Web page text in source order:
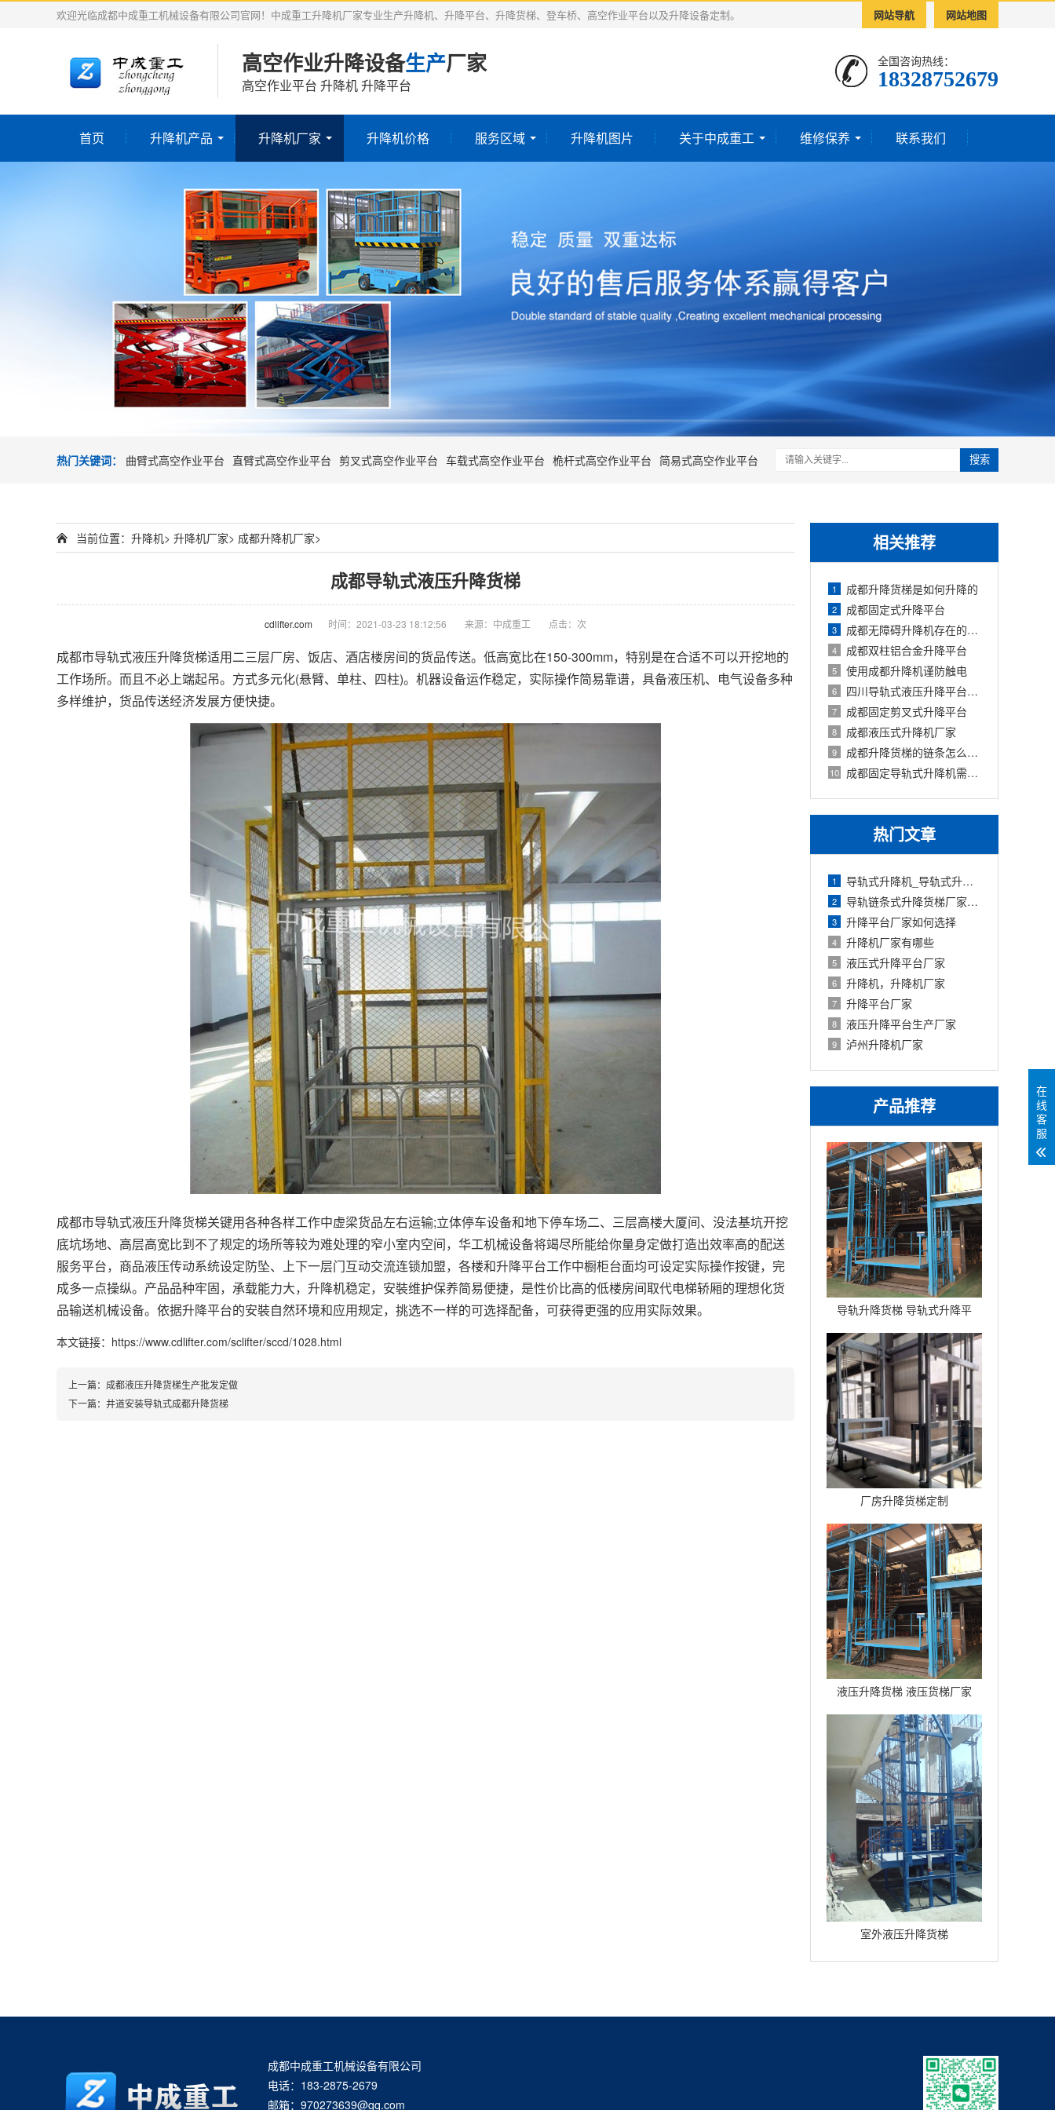
网站导航 网站地图
欢迎光临成都中成重工机械设备有限公司官网！中成重工升降机厂家专业生产升降机、升降平台、升降货梯、登车桥、高空作业平台以及升降设备定制。
高空作业升降设备生产厂家
高空作业平台 升降机 升降平台
全国咨询热线：
18328752679‬
首页 升降机产品 升降机厂家 升降机价格 服务区域 升降机图片 关于中成重工 维修保养 联系我们
热门关键词： 曲臂式高空作业平台 直臂式高空作业平台 剪叉式高空作业平台 车载式高空作业平台 桅杆式高空作业平台 简易式高空作业平台 搜索
相关推荐
1 成都升降货梯是如何升降的
2 成都固定式升降平台
3 成都无障碍升降机存在的价值
4 成都双柱铝合金升降平台
5 使用成都升降机谨防触电
6 四川导轨式液压升降平台使用注意事项有
7 成都固定剪叉式升降平台
8 成都液压式升降机厂家
9 成都升降货梯的链条怎么保养
10 成都固定导轨式升降机需要注意哪些问题
热门文章
1 导轨式升降机_导轨式升降平台厂家
2 导轨链条式升降货梯厂家定制
3 升降平台厂家如何选择
4 升降机厂家有哪些
5 液压式升降平台厂家
6 升降机，升降机厂家
7 升降平台厂家
8 液压升降平台生产厂家
9 泸州升降机厂家
产品推荐
导轨升降货梯 导轨式升降平
台
厂房升降货梯定制
液压升降货梯 液压货梯厂家
室外液压升降货梯
当前位置： 升降机> 升降机厂家> 成都升降机厂家>
成都导轨式液压升降货梯
cdlifter.com 时间：2021-03-23 18:12:56 来源：中成重工 点击： 次
成都市导轨式液压升降货梯适用二三层厂房、饭店、酒店楼房间的货品传送。低高宽比在150-300mm，特别是在合适不可以开挖地的
工作场所。而且不必上端起吊。方式多元化(悬臂、单柱、四柱)。机器设备运作稳定，实际操作简易靠谱，具备液压机、电气设备多种
多样维护，货品传送经济发展方便快捷。
成都市导轨式液压升降货梯关键用各种各样工作中虚梁货品左右运输;立体停车设备和地下停车场二、三层高楼大厦间、没法基坑开挖
底坑场地、高层高宽比到不了规定的场所等较为难处理的窄小室内空间，华工机械设备将竭尽所能给你量身定做打造出效率高的配送
服务平台，商品液压传动系统设定防坠、上下一层门互动交流连锁加盟，各楼和升降平台工作中橱柜台面均可设定实际操作按键，完
成多一点操纵。产品品种牢固，承载能力大， 升降机稳定，安裝维护保养简易便捷，是性价比高的低楼房间取代电梯轿厢的理想化货
品输送机械设备。依据升降平台的安裝自然环境和应用规定，挑选不一样的可选择配备，可获得更强的应用实际效果。
本文链接：https://www.cdlifter.com/sclifter/sccd/1028.html
上一篇： 成都液压升降货梯生产批发定做
下一篇： 井道安装导轨式成都升降货梯
成都中成重工机械设备有限公司
电话：183-2875-2679
邮箱：970273639@qq.com
在
线
客
服